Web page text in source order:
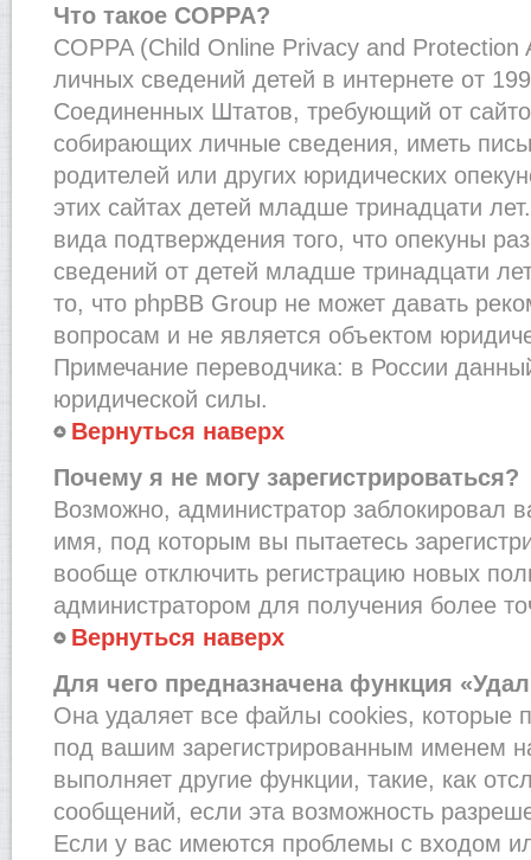
Что такое COPPA?
COPPA (Child Online Privacy and Protection
личных сведений детей в интернете от
Соединенных Штатов, требующий от
собирающих личные сведения, иметь
родителей или других юридических
этих сайтах детей младше тринадцати
вида подтверждения того, что опекуны
сведений от детей младше тринадцати
то, что phpBB Group не может давать
вопросам и не является объектом
Примечание переводчика: в России
юридической силы.
Вернуться наверх
Почему я не могу зарегистрироваться?
Возможно, администратор заблокировал
имя, под которым вы пытаетесь
вообще отключить регистрацию новых
администратором для получения более
Вернуться наверх
Для чего предназначена функция
Она удаляет все файлы cookies, которые
под вашим зарегистрированным именем
выполняет другие функции, такие, как
сообщений, если эта возможность
Если у вас имеются проблемы с входом